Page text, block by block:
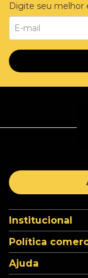
Digite seu melhor
Institucional
Política
Ajuda